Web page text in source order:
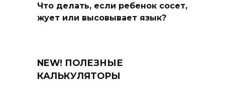
Что делать, если ребенок сосет,
жует или высовывает язык?
NEW! ПОЛЕЗНЫЕ
КАЛЬКУЛЯТОРЫ